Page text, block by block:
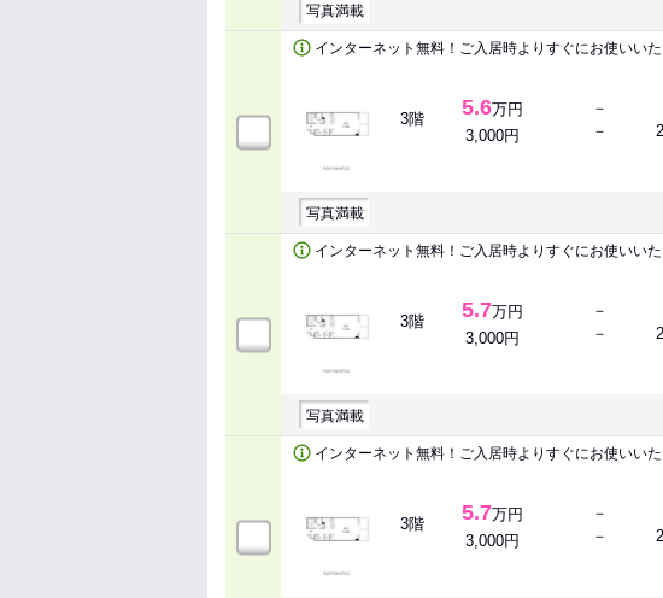
写真満載
インターネット無料！ご入居時よりすぐにお使いいた
3階 5.6万円
3,000円
－
－
写真満載
インターネット無料！ご入居時よりすぐにお使いいた
3階 5.7万円
3,000円
－
－
写真満載
インターネット無料！ご入居時よりすぐにお使いいた
3階 5.7万円
3,000円
－
－